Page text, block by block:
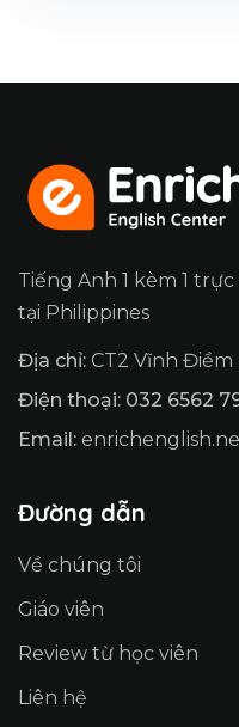
Tiếng Anh 1 kèm 1
tại Philippines
Địa chỉ: CT2 Vĩnh
Điện thoại: 032 6562
Email:
Đường dẫn
Về chúng tôi
Giáo viên
Review từ học viên
Liên hệ